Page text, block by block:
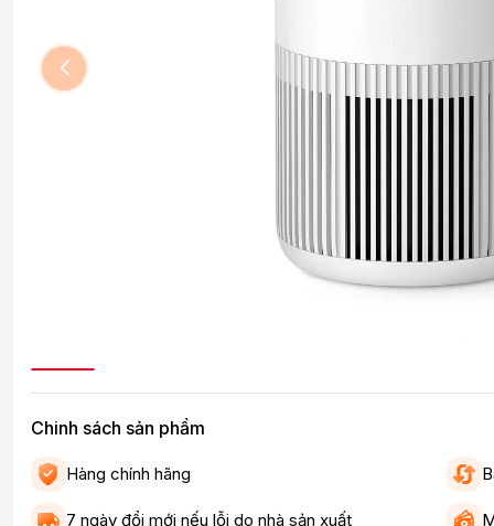
Chinh sách sản phẩm
Hàng chính hãng
7 ngày đổi mới nếu lỗi do nhà sản xuất